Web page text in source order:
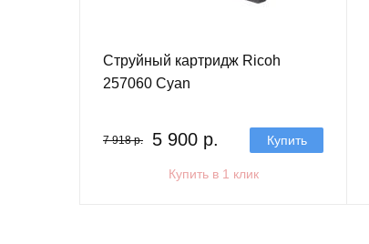
Струйный картридж Ricoh
257060 Cyan
7 918 р. 5 900 р. Купить
Купить в 1 клик